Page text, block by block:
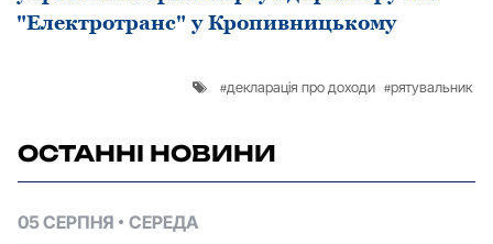
"Електротранс" у Кропивницькому
декларація про доходи рятувальник
ОСТАННІ НОВИНИ
05 СЕРПНЯ СЕРЕДА